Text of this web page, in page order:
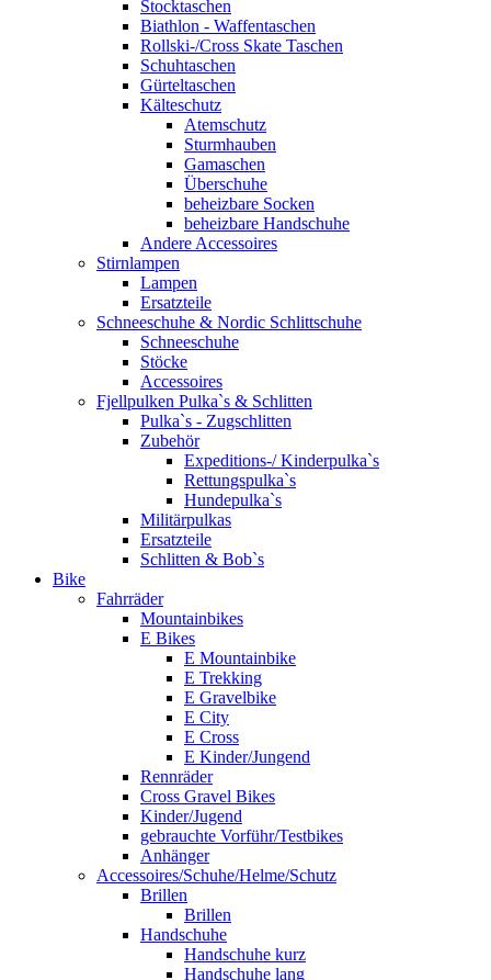
Stocktaschen
Biathlon - Waffentaschen
Rollski-/Cross Skate Taschen
Schuhtaschen
Gürteltaschen
Kälteschutz
Atemschutz
Sturmhauben
Gamaschen
Überschuhe
beheizbare Socken
beheizbare Handschuhe
Andere Accessoires
Stirnlampen
Lampen
Ersatzteile
Schneeschuhe & Nordic Schlittschuhe
Schneeschuhe
Stöcke
Accessoires
Fjellpulken Pulka`s & Schlitten
Pulka`s - Zugschlitten
Zubehör
Expeditions-/ Kinderpulka`s
Rettungspulka`s
Hundepulka`s
Militärpulkas
Ersatzteile
Schlitten & Bob`s
Bike
Fahrräder
Mountainbikes
E Bikes
E Mountainbike
E Trekking
E Gravelbike
E City
E Cross
E Kinder/Jungend
Rennräder
Cross Gravel Bikes
Kinder/Jugend
gebrauchte Vorführ/Testbikes
Anhänger
Accessoires/Schuhe/Helme/Schutz
Brillen
Brillen
Handschuhe
Handschuhe kurz
Handschuhe lang